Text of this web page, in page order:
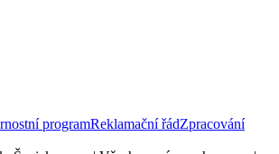
programReklamační řádZpracování